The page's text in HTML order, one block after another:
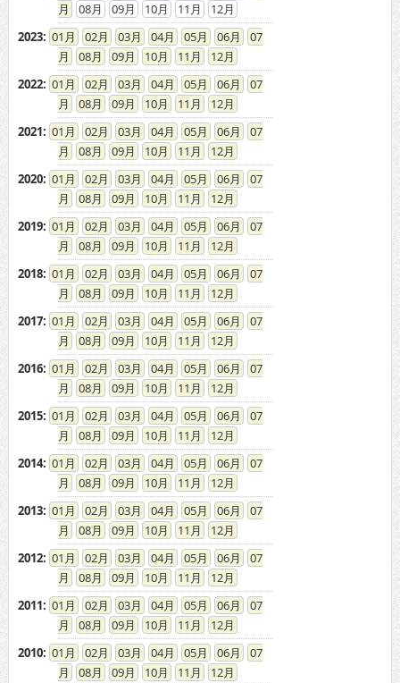
08
09 10 11
12
2023: 01 02 03 04 05 06
07
08
09 10 11
12
2022: 01 02 03 04 05 06
07
08
09 10 11
12
2021: 01 02 03 04 05 06
07
08
09 10 11
12
2020: 01 02 03 04 05 06
07
08
09 10 11
12
2019: 01 02 03 04 05 06
07
08
09 10 11
12
2018: 01 02 03 04 05 06
07
08
09 10 11
12
2017: 01 02 03 04 05 06
07
08
09 10 11
12
2016: 01 02 03 04 05 06
07
08
09 10 11
12
2015: 01 02 03 04 05 06
07
08
09 10 11
12
2014: 01 02 03 04 05 06
07
08
09 10 11
12
2013: 01 02 03 04 05 06
07
08
09 10 11
12
2012: 01 02 03 04 05 06
07
08
09 10 11
12
2011: 01 02 03 04 05 06
07
08
09 10 11
12
2010: 01 02 03 04 05 06
07
08
09 10 11
12